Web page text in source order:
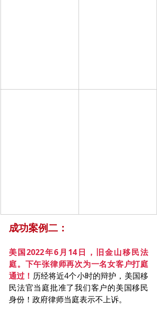
成功案例二：
美国2022年6月14日，旧金山移民法
庭。下午张律师再次为一名女客户打庭
通过！ 历经将近4个小时的辩护，美国移
民法官当庭批准了我们客户的美国移民
身份！政府律师当庭表示不上诉。